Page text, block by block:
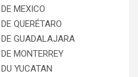
MEXICO
QUERÉTARO
GUADALAJARA
MONTERREY
YUCATAN